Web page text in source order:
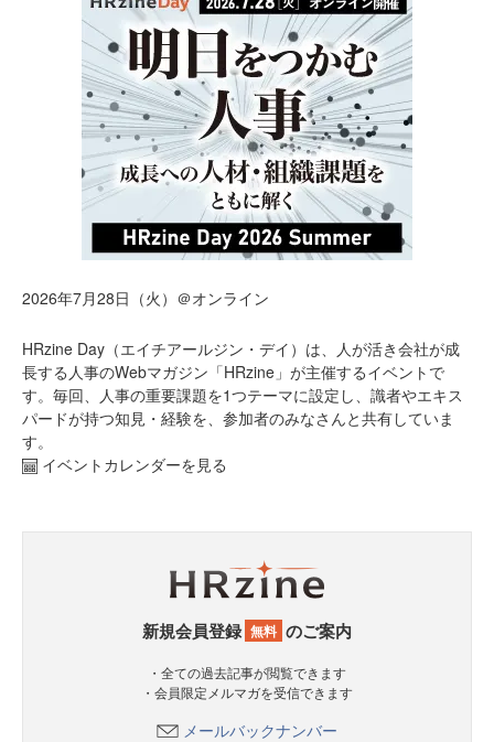
2026年7月28日（火）＠オンライン
HRzine Day（エイチアールジン・デイ）は、人が活き会社が成
長する人事のWebマガジン「HRzine」が主催するイベントで
す。毎回、人事の重要課題を1つテーマに設定し、識者やエキス
パードが持つ知見・経験を、参加者のみなさんと共有していま
す。
イベントカレンダーを見る
新規会員登録 無料 のご案内
・全ての過去記事が閲覧できます
・会員限定メルマガを受信できます
メールバックナンバー